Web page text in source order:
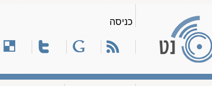
כניסה